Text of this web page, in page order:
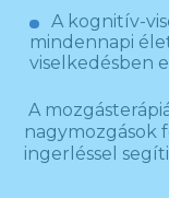
A kognitív-
mindennapi
viselkedésben
A
nagymozgások
ingerléssel